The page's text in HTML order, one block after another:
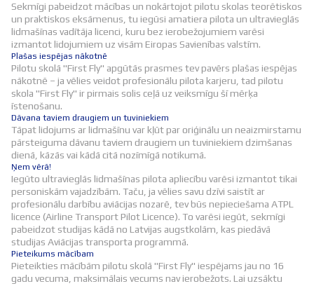
Sekmīgi pabeidzot mācības un nokārtojot pilotu skolas teorētiskos
un praktiskos eksāmenus, tu iegūsi amatiera pilota un ultravieglās
lidmašīnas vadītāja licenci, kuru bez ierobežojumiem varēsi
izmantot lidojumiem uz visām Eiropas Savienības valstīm.
Plašas iespējas nākotnē
Pilotu skolā "First Fly" apgūtās prasmes tev pavērs plašas iespējas
nākotnē – ja vēlies veidot profesionālu pilota karjeru, tad pilotu
skola "First Fly" ir pirmais solis ceļā uz veiksmīgu šī mērķa
īstenošanu.
Dāvana taviem draugiem un tuviniekiem
Tāpat lidojums ar lidmašīnu var kļūt par oriģinālu un neaizmirstamu
pārsteiguma dāvanu taviem draugiem un tuviniekiem dzimšanas
dienā, kāzās vai kādā citā nozīmīgā notikumā.
Ņem vērā!
Iegūto ultravieglās lidmašīnas pilota apliecību varēsi izmantot tikai
personiskām vajadzībām. Taču, ja vēlies savu dzīvi saistīt ar
profesionālu darbību aviācijas nozarē, tev būs nepieciešama ATPL
licence (Airline Transport Pilot Licence). To varēsi iegūt, sekmīgi
pabeidzot studijas kādā no Latvijas augstkolām, kas piedāvā
studijas Aviācijas transporta programmā.
Pieteikums mācībam
Pieteikties mācībām pilotu skolā "First Fly" iespējams jau no 16
gadu vecuma, maksimālais vecums nav ierobežots. Lai uzsāktu